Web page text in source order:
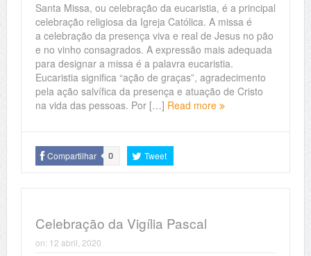
Santa Missa, ou celebração da eucaristia, é a principal
celebração religiosa da Igreja Católica. A missa é
a celebração da presença viva e real de Jesus no pão
e no vinho consagrados. A expressão mais adequada
para designar a missa é a palavra eucaristia.
Eucaristia significa “ação de graças”, agradecimento
pela ação salvífica da presença e atuação de Cristo
na vida das pessoas. Por […] Read more
Compartilhar 0 Tweet
Celebração da Vigília Pascal
on: 12 abril, 2020